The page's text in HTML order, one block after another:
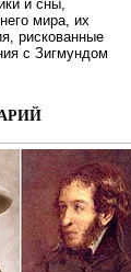
и сны,
мира, их
рискованные
с Зигмундом